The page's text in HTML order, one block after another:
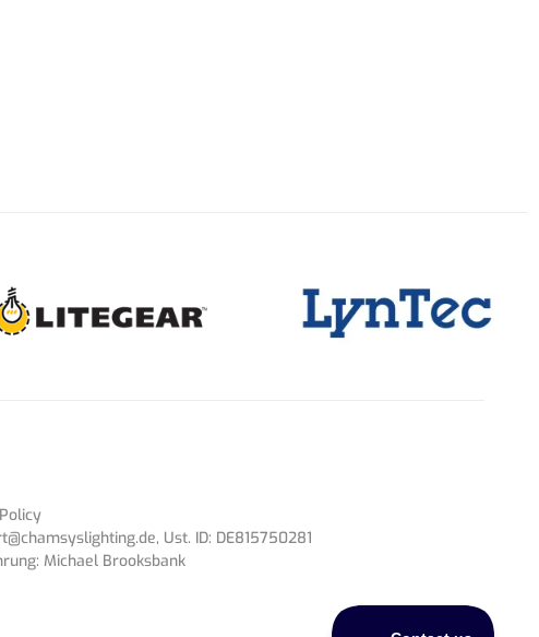
, Ust. ID: DE815750281
Michael Brooksbank